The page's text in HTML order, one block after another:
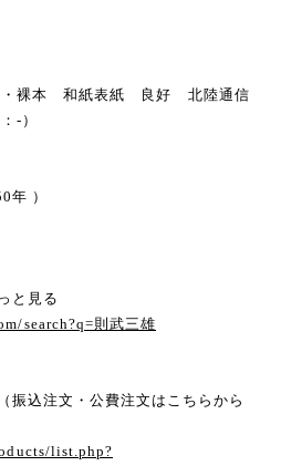
・裸本 和紙表紙 良好 北陸通信
）
年 ）
と見る
search?q=則武三雄
込注文・公費注文はこちらから
list.php?